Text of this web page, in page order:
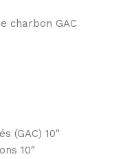
charbon GAC
:
(GAC) 10″
10″